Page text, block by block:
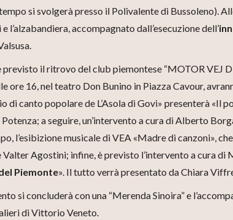
si svolgerà presso il Polivalente di Bussoleno).
l’alzabandiera, accompagnato dall’esecuzione dell’
previsto il ritrovo del club piemontese “MOTOR VEJ
ore 16, nel teatro Don Bunino in Piazza Cavour,
di canto popolare de L’Asola di Govi» presenterà
a seguire, un’intervento a cura di Alberto
l’esibizione musicale di VEA «Madre di canzoni»,
Agostini; infine, è previsto l’intervento a cura di
Piemonte». Il tutto verrà presentato da Chiara
si concluderà con una “Merenda Sinoira” e
di Vittorio Veneto.